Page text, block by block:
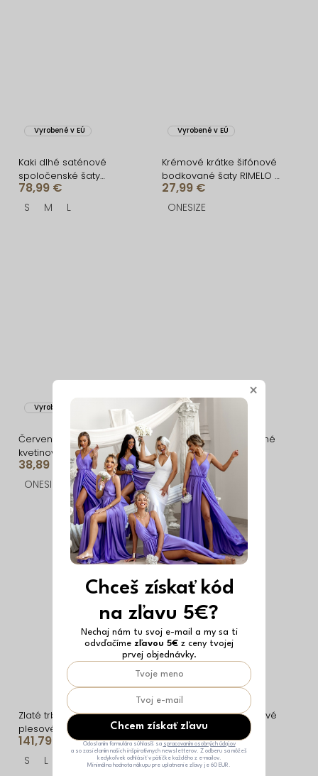
Vyrobené v EÚ
Kaki dlhé saténové
spoločenské šaty
CELLINES
78,99 €
S M L
Vyrobené v EÚ
Krémové krátke šifónové
bodkované šaty RIMELO s
kraťaskami
27,99 €
ONESIZE
Vyrobené v EÚ
Červené krátke šifónové
kvetinové šaty LIREA s
kraťaskami
38,89 €
ONESIZE
Biele krátke vypasované
šaty NOVELIA
31,99 €
M/L
Zlaté trblietavé luxusné
plesové nude šaty
ROVENSA
141,79 €
S L
Perleťové dlhé saténové
šaty GO HOME s
opaskom
36,09 €
ONESIZE
×
Chceš získať kód
na zľavu 5€?
Nechaj nám tu svoj e-mail a my sa ti
odvďačíme zľavou 5€ z ceny tvojej
prvej objednávky.
Chcem získať zľavu
Odoslaním formulára súhlasíš sa spracovaním osobných údajov
a so zasielaním našich inšpiratívnych newsletterov. Z odberu sa môžeš
kedykoľvek odhlásiť v pätičke každého z e-mailov.
Minimálna hodnota nákupu pre uplatnenie zľavy je 60 EUR.